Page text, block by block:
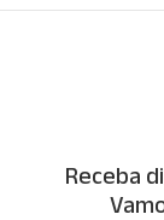
Receba